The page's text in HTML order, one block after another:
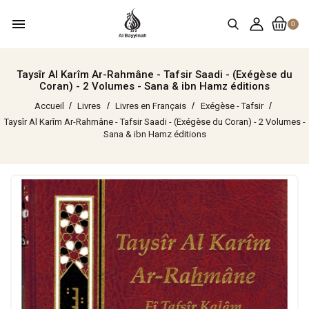
0
menu
Taysîr Al Karîm Ar-Rahmâne - Tafsir Saadi - (Exégèse du
Coran) - 2 Volumes - Sana & ibn Hamz éditions
Accueil Livres Livres en Français
Exégèse - Tafsir
Taysîr Al Karîm Ar-Rahmâne - Tafsir Saadi - (Exégèse du Coran) - 2 Volumes -
Sana & ibn Hamz éditions